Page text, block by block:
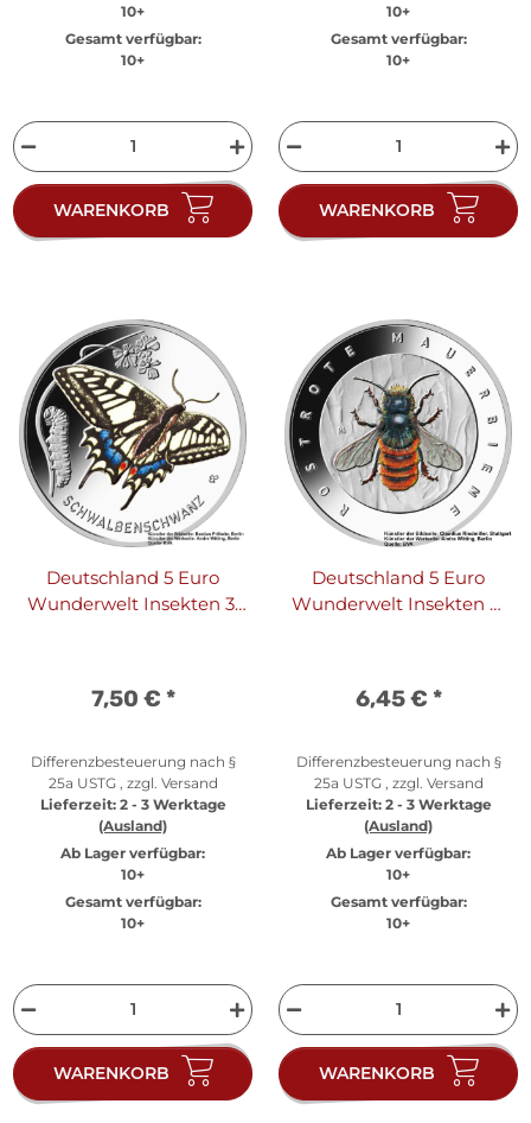
10+
Gesamt verfügbar:
10+
WARENKORB
10+
Gesamt verfügbar:
10+
WARENKORB
Deutschland 5 Euro
Wunderwelt Insekten 3.
7,50 € *
Differenzbesteuerung nach §
25a USTG , zzgl. Versand
Lieferzeit: 2 - 3 Werktage
(Ausland)
Ab Lager verfügbar:
10+
Gesamt verfügbar:
10+
WARENKORB
Deutschland 5 Euro
Wunderwelt Insekten 4.
6,45 € *
Differenzbesteuerung nach §
25a USTG , zzgl. Versand
Lieferzeit: 2 - 3 Werktage
(Ausland)
Ab Lager verfügbar:
10+
Gesamt verfügbar:
10+
WARENKORB